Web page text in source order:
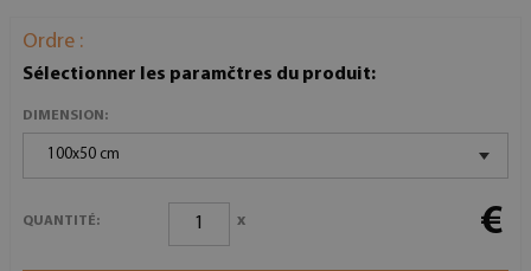
Ordre :
Sélectionner les paramčtres du produit:
DIMENSION:
100x50 cm
QUANTITÉ: x €